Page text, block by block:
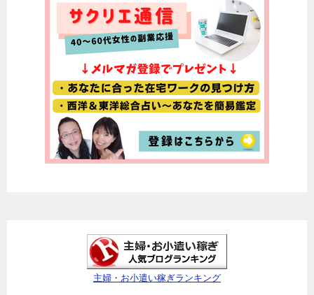
主婦・お小遣い稼ぎランキング